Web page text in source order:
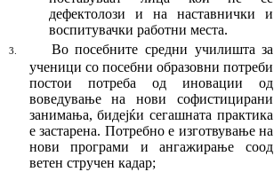
дефектолози и на наставнички и
воспитувачки работни места.
3.
Во посебните средни училишта за
ученици со посебни образовни потреби
постои потреба од иновации од
воведување на нови софистицирани
занимања, бидејќи сегашната практика
е застарена. Потребно е изготвување на
нови програми и ангажирање соод
ветен стручен кадар;